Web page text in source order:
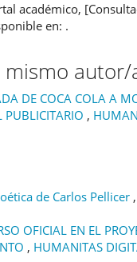
académico,
en: .
autor/
DE COCA COLA A
PUBLICITARIO ,
de Carlos Pellicer ,
OFICIAL EN EL
, HUMANITAS